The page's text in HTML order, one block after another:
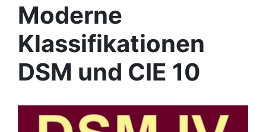
Moderne
Klassifikationen
DSM und CIE 10